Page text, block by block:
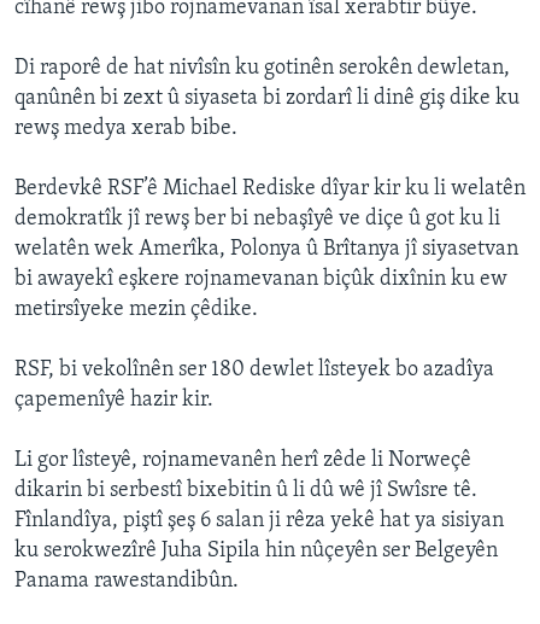
Zimanên Din
cîhanê rewş jibo rojnamevanan îsal xerabtir bûye.
Di raporê de hat nivîsîn ku gotinên serokên dewletan,
qanûnên bi zext û siyaseta bi zordarî li dinê giş dike ku
rewş medya xerab bibe.
Berdevkê RSF’ê Michael Rediske dîyar kir ku li welatên
demokratîk jî rewş ber bi nebaşîyê ve diçe û got ku li
welatên wek Amerîka, Polonya û Brîtanya jî siyasetvan
bi awayekî eşkere rojnamevanan biçûk dixînin ku ew
metirsîyeke mezin çêdike.
RSF, bi vekolînên ser 180 dewlet lîsteyek bo azadîya
çapemenîyê hazir kir.
Li gor lîsteyê, rojnamevanên herî zêde li Norweçê
dikarin bi serbestî bixebitin û li dû wê jî Swîsre tê.
Fînlandîya, piştî şeş 6 salan ji rêza yekê hat ya sisiyan
ku serokwezîrê Juha Sipila hin nûçeyên ser Belgeyên
Panama rawestandibûn.